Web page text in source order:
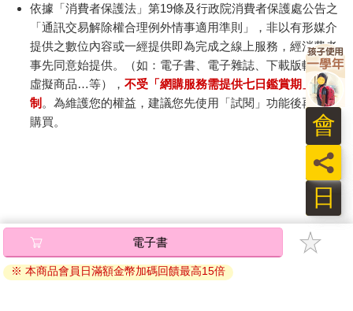
依據「消費者保護法」第19條及行政院消費者保護處公告之
「通訊交易解除權合理例外情事適用準則」，非以有形媒介
提供之數位內容或一經提供即為完成之線上服務，經消費者
事先同意始提供。（如：電子書、電子雜誌、下載版軟體、
虛擬商品…等），不受「網購服務需提供七日鑑賞期」的限
制 。為維護您的權益，建議您先使用「試閱」功能後再付款
購買。
電子書
日
員
會